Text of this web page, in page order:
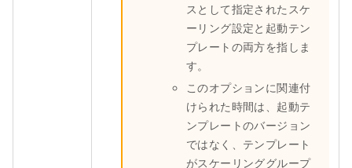
スとして指定されたスケ
ーリング設定と起動テン
プレートの両方を指しま
す。
このオプションに関連付
けられた時間は、起動テ
ンプレートのバージョン
ではなく、テンプレート
がスケーリンググループ